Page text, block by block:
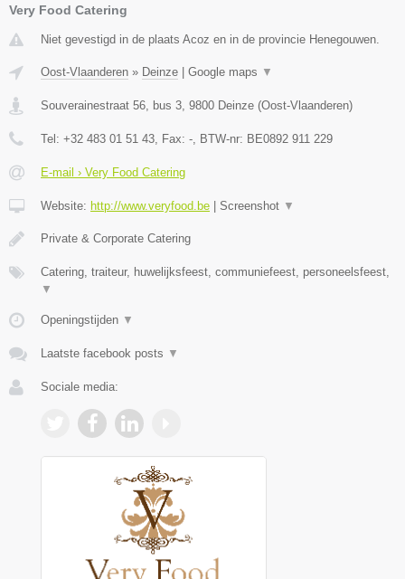
Very Food Catering
Niet gevestigd in de plaats Acoz en in de provincie Henegouwen.
Oost-Vlaanderen » Deinze Google maps ▼
Souverainestraat 56, bus 3, 9800 Deinze (Oost-Vlaanderen)
Tel: +32 483 01 51 43, Fax: -, BTW-nr: BE0892 911 229
E-mail › Very Food Catering
Website: http://www.veryfood.be Screenshot ▼
Private & Corporate Catering
Catering, traiteur, huwelijksfeest, communiefeest, personeelsfeest,
▼
Openingstijden ▼
Laatste facebook posts ▼
Sociale media: